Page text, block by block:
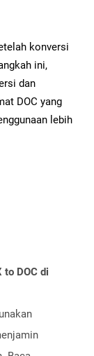
konversi
ini,
dan
DOC yang
lebih
to DOC di